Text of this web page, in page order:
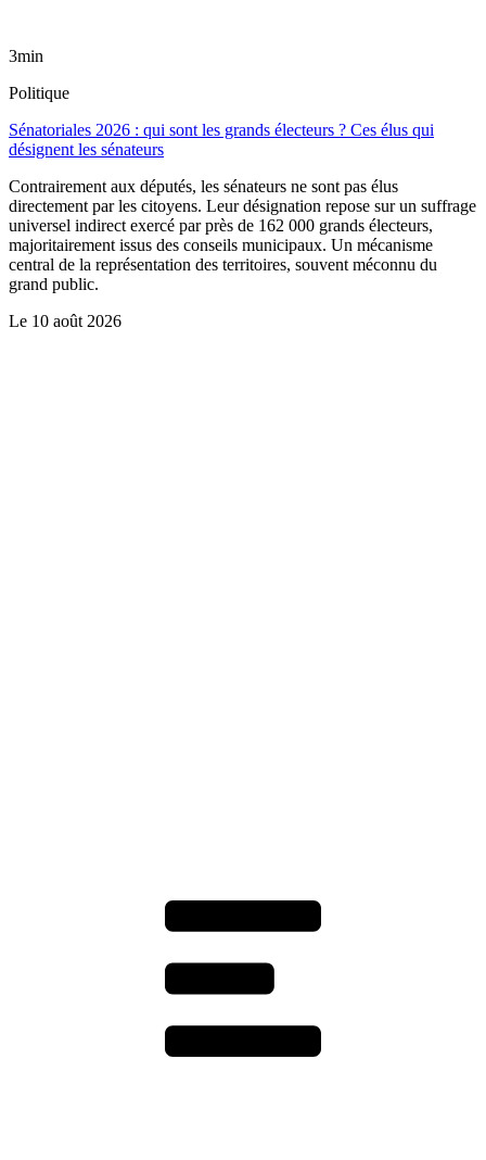
3min
Politique
Sénatoriales 2026 : qui sont les grands électeurs ? Ces élus qui
désignent les sénateurs
Contrairement aux députés, les sénateurs ne sont pas élus
directement par les citoyens. Leur désignation repose sur un suffrage
universel indirect exercé par près de 162 000 grands électeurs,
majoritairement issus des conseils municipaux. Un mécanisme
central de la représentation des territoires, souvent méconnu du
grand public.
Le 10 août 2026